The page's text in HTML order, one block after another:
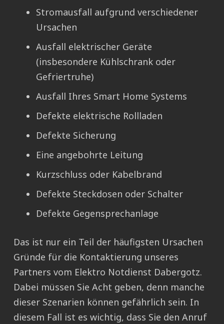
Stromausfall aufgrund verschiedener
Ursachen
Ausfall elektrischer Geräte
(insbesondere Kühlschrank oder
Gefriertruhe)
Ausfall Ihres Smart Home Systems
Defekte elektrische Rollladen
Defekte Sicherung
Eine angebohrte Leitung
Kurzschluss oder Kabelbrand
Defekte Steckdosen oder Schalter
Defekte Gegensprechanlage
Das ist nur ein Teil der häufigsten Ursachen
Gründe für die Kontaktierung unseres
Partners vom Elektro Notdienst Dabergotz.
Dabei müssen Sie Acht geben, denn manche
dieser Szenarien können gefährlich sein. In
diesem Fall ist es wichtig, dass Sie den Anruf